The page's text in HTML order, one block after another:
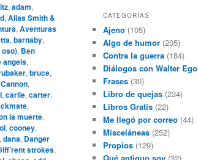
, adam,
, Alias Smith &
, Aventuras
, barnaby,
oso), Ben
angels,
, bruce,
Cannon,
, carlie, carter,
,
la muerte,
, cooney,
, dana, Danger
strokes,
CATEGORÍAS
Ajeno (105)
Algo de humor (205)
Contra la guerra (184)
Diálogos con Walter Ego
Frases (30)
Libro de quejas (234)
Libros Gratis (22)
Me llegó por correo (44)
Misceláneas (252)
Propios (129)